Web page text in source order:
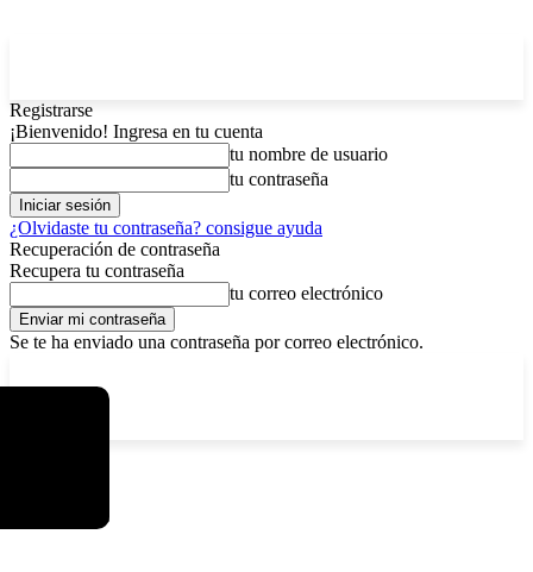
Registrarse
¡Bienvenido! Ingresa en tu cuenta
tu nombre de usuario
tu contraseña
¿Olvidaste tu contraseña? consigue ayuda
Recuperación de contraseña
Recupera tu contraseña
tu correo electrónico
Se te ha enviado una contraseña por correo electrónico.